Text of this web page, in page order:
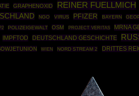
GRAPHENOXID REINER FUELLMICH
NGO VIRUS PFIZER BAYERN
POLIZEIGEWALT OSM PROJECT VERITAS MRNA
IMPFTOD DEUTSCHLAND GESCHICHTE
WIEN NORD STREAM 2 DRITTES